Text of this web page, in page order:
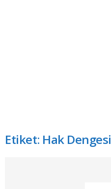
Etiket: Hak Dengesi